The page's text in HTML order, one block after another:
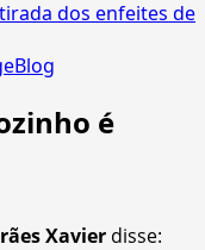
dos enfeites de
é
Xavier disse: